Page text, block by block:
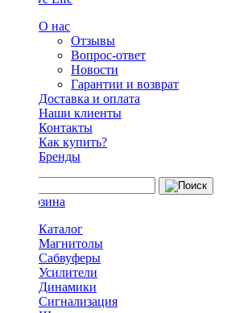
О нас
Отзывы
Вопрос-ответ
Новости
Гарантии и возврат
Доставка и оплата
Наши клиенты
Контакты
Как купить?
Бренды
Каталог
Магнитолы
Сабвуферы
Усилители
Динамики
Сигнализация